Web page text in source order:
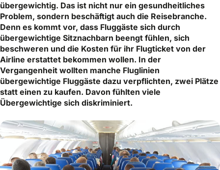
übergewichtig. Das ist nicht nur ein gesundheitliches
Problem, sondern beschäftigt auch die Reisebranche.
Denn es kommt vor, dass Fluggäste sich durch
übergewichtige Sitznachbarn beengt fühlen, sich
beschweren und die Kosten für ihr Flugticket von der
Airline erstattet bekommen wollen. In der
Vergangenheit wollten manche Fluglinien
übergewichtige Fluggäste dazu verpflichten, zwei Plätze
statt einen zu kaufen. Davon fühlten viele
Übergewichtige sich diskriminiert.